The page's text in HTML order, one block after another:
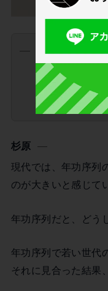
もともと制度
は、多大な労
たと思うが、
か？
杉原
現代では、年功序列
のが大きいと感じて
年功序列だと、どう
年功序列で若い世代
それに見合った結果